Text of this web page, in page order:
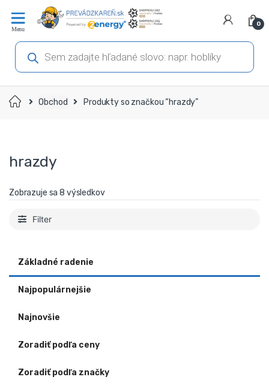
navigáciu
obsah
0
Products
search
Domov Obchod Produkty so značkou “hrazdy”
hrazdy
Zobrazuje sa 8 výsledkov
Filter
Základné radenie
Najpopulárnejšie
Najnovšie
Zoradiť podľa ceny
Zoradiť podľa značky